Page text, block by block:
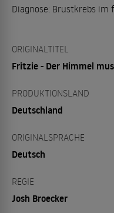
Diagnose: Brustkrebs
ORIGINALTITEL
Fritzie - Der Himmel
PRODUKTIONSLAND
Deutschland
ORIGINALSPRACHE
Deutsch
REGIE
Josh Broecker